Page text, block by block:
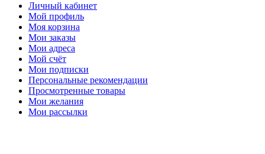
Личный кабинет
Мой профиль
Моя корзина
Мои заказы
Мои адреса
Мой счёт
Мои подписки
Персональные рекомендации
Просмотренные товары
Мои желания
Мои рассылки